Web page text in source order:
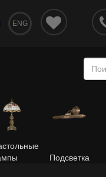
ENG
Подсветка